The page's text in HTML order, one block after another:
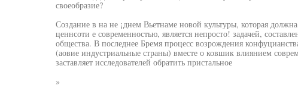
своеобразие?
Создание в на не ¡днем Вьетнаме новой культуры, которая
ценнсоти е современностью, является непросто! задачей,
общества. В последнее Бремя процесс возрождения
(аовие индустриальные страны) вместе о ковшик влиянием
заставляет исследователей обратить пристальное
»